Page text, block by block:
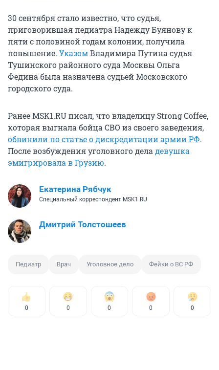
30 сентября стало известно, что судья,
приговорившая педиатра Надежду Буянову к
пяти с половиной годам колонии, получила
повышение. УказомВладимира Путина судья
Тушинского районного суда Москвы Ольга
Федина была назначена судьей Московского
городского суда.
Ранее MSK1.RU писал, что владелицу Strong Coffee,
которая выгнала бойца СВО из своего заведения,
обвинили по статье о дискредитации армии РФ.
После возбуждения уголовного деладевушка
эмигрировала в Грузию.
Екатерина Рябчук
Специальный корреспондент MSK1.RU
Дмитрий Толстошеев
Педиатр Врач Уголовное дело Фейки о ВС РФ
0 0 0 0 0